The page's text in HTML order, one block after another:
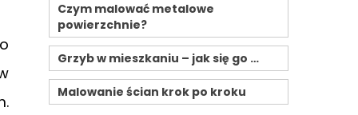
Czym malować metalowe
powierzchnie?
Grzyb w mieszkaniu – jak się go …
Malowanie ścian krok po kroku